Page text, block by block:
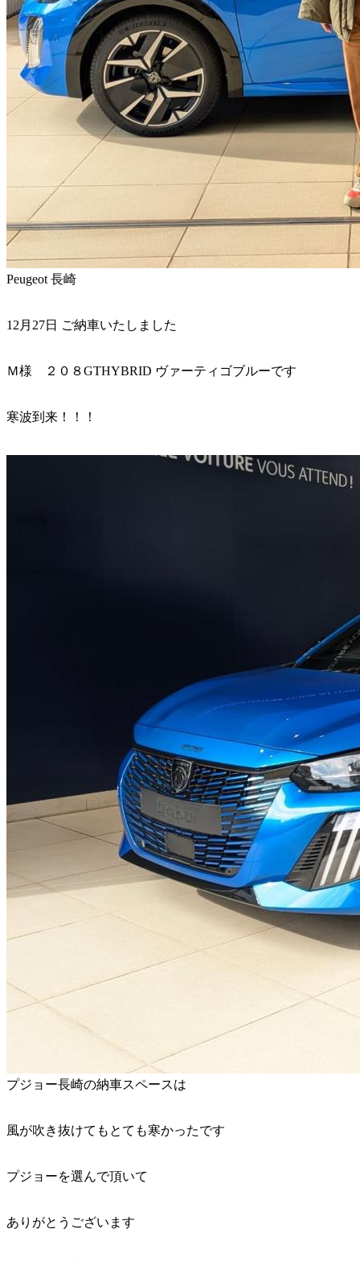
Peugeot 長崎
12月27日 ご納車いたしました
Ｍ様 ２０８GTHYBRID ヴァーティゴブルーです
寒波到来！！！
プジョー長崎の納車スペースは
風が吹き抜けてもとても寒かったです
プジョーを選んで頂いて
ありがとうございます